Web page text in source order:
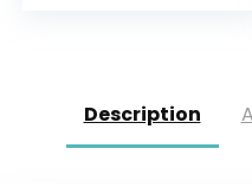
Description